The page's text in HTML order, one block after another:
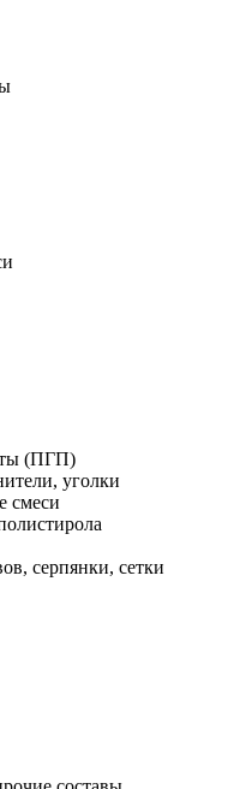
(ПГП)
уголки
смеси
серпянки, сетки